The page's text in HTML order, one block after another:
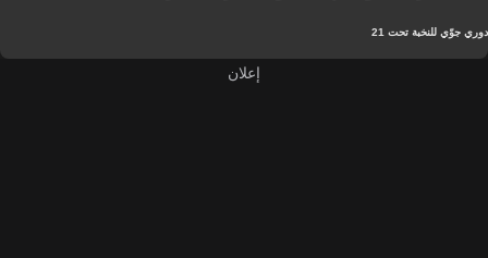
دوري جوّي للنخبة تحت 21